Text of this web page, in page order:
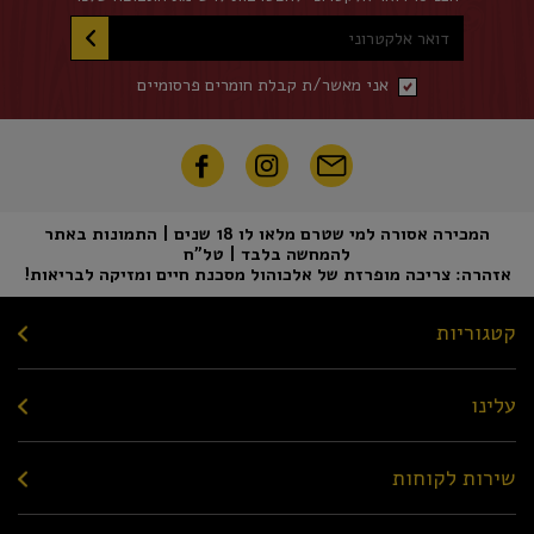
דואר אלקטרוני
אני מאשר/ת קבלת חומרים פרסומיים
המכירה אסורה למי שטרם מלאו לו 18 שנים | התמונות באתר
להמחשה בלבד | טל"ח
אזהרה: צריכה מופרזת של אלכוהול מסכנת חיים ומזיקה לבריאות!
קטגוריות
עלינו
שירות לקוחות